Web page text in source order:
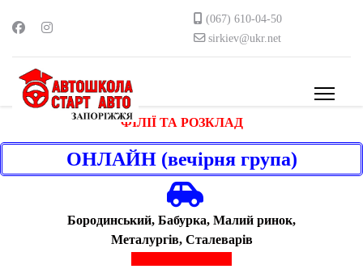
(067) 610-04-50
sirkiev@ukr.net
ФІЛІЇ ТА РОЗКЛАД
ОНЛАЙН (вечірня група)
Бородинський, Бабурка, Малий ринок,
Металургів, Сталеварів